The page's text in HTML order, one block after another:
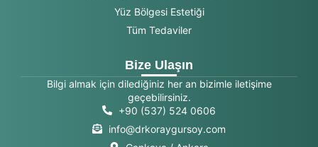
Yüz Bölgesi Estetiği
Tüm Tedaviler
Bize Ulaşın
Bilgi almak için dilediğiniz her an bizimle iletişime
geçebilirsiniz.
+90 (537) 524 0606
info@drkoraygursoy.com